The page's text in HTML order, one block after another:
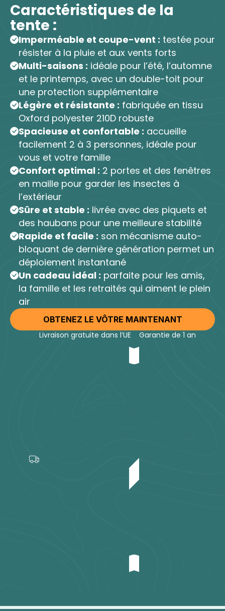
Caractéristiques de la
tente :
Imperméable et coupe-vent : testée pour
résister à la pluie et aux vents forts
Multi-saisons : idéale pour l’été, l’automne
et le printemps, avec un double-toit pour
une protection supplémentaire
Légère et résistante : fabriquée en tissu
Oxford polyester 210D robuste
Spacieuse et confortable : accueille
facilement 2 à 3 personnes, idéale pour
vous et votre famille
Confort optimal : 2 portes et des fenêtres
en maille pour garder les insectes à
l’extérieur
Sûre et stable : livrée avec des piquets et
des haubans pour une meilleure stabilité
Rapide et facile : son mécanisme auto-
bloquant de dernière génération permet un
déploiement instantané
Un cadeau idéal : parfaite pour les amis,
la famille et les retraités qui aiment le plein
air
OBTENEZ LE VÔTRE MAINTENANT
Livraison gratuite dans l’UE
Garantie de 1 an